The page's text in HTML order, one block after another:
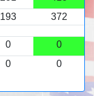
193 372
0
0
0 0